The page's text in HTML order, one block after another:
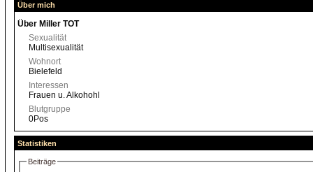
Über mich
Über Miller TOT
Sexualität
Multisexualität
Wohnort
Bielefeld
Interessen
Frauen u. Alkohohl
Blutgruppe
0Pos
Statistiken
Beiträge